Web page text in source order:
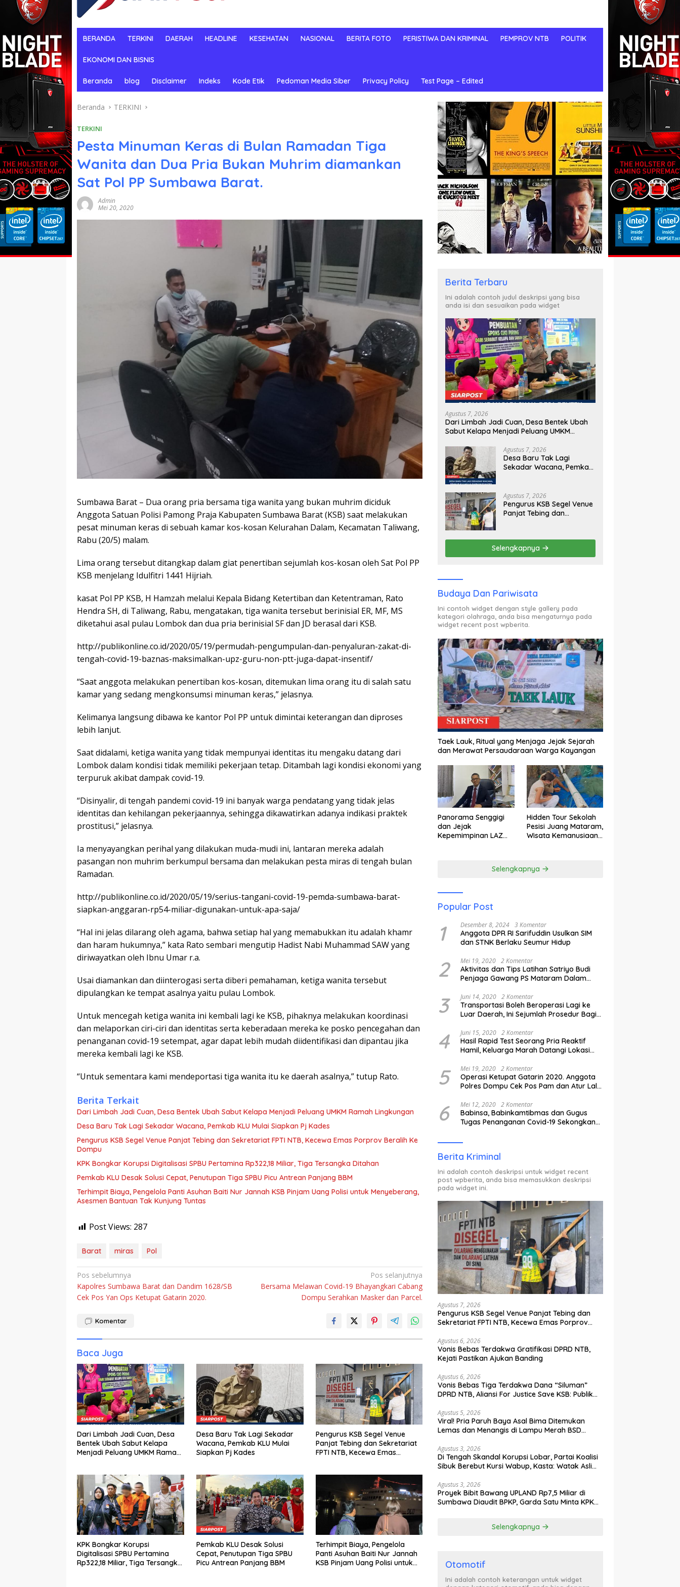
BERANDA TERKINI DAERAH HEADLINE KESEHATAN NASIONAL BERITA FOTO PERISTIWA DAN KRIMINAL PEMPROV NTB POLITIK
EKONOMI DAN BISNIS
Beranda blog Disclaimer Indeks Kode Etik Pedoman Media Siber Privacy Policy Test Page – Edited
Beranda TERKINI
TERKINI
Pesta Minuman Keras di Bulan Ramadan Tiga
Wanita dan Dua Pria Bukan Muhrim diamankan
Sat Pol PP Sumbawa Barat.
Admin
Mei 20, 2020
Sumbawa Barat – Dua orang pria bersama tiga wanita yang bukan muhrim diciduk
Anggota Satuan Polisi Pamong Praja Kabupaten Sumbawa Barat (KSB) saat melakukan
pesat minuman keras di sebuah kamar kos-kosan Kelurahan Dalam, Kecamatan Taliwang,
Rabu (20/5) malam.
Lima orang tersebut ditangkap dalam giat penertiban sejumlah kos-kosan oleh Sat Pol PP
KSB menjelang Idulfitri 1441 Hijriah.
kasat Pol PP KSB, H Hamzah melalui Kepala Bidang Ketertiban dan Ketentraman, Rato
Hendra SH, di Taliwang, Rabu, mengatakan, tiga wanita tersebut berinisial ER, MF, MS
diketahui asal pulau Lombok dan dua pria berinisial SF dan JD berasal dari KSB.
http://publikonline.co.id/2020/05/19/permudah-pengumpulan-dan-penyaluran-zakat-di-
tengah-covid-19-baznas-maksimalkan-upz-guru-non-ptt-juga-dapat-insentif/
“Saat anggota melakukan penertiban kos-kosan, ditemukan lima orang itu di salah satu
kamar yang sedang mengkonsumsi minuman keras,” jelasnya.
Kelimanya langsung dibawa ke kantor Pol PP untuk dimintai keterangan dan diproses
lebih lanjut.
Saat didalami, ketiga wanita yang tidak mempunyai identitas itu mengaku datang dari
Lombok dalam kondisi tidak memiliki pekerjaan tetap. Ditambah lagi kondisi ekonomi yang
terpuruk akibat dampak covid-19.
“Disinyalir, di tengah pandemi covid-19 ini banyak warga pendatang yang tidak jelas
identitas dan kehilangan pekerjaannya, sehingga dikawatirkan adanya indikasi praktek
prostitusi,” jelasnya.
Ia menyayangkan perihal yang dilakukan muda-mudi ini, lantaran mereka adalah
pasangan non muhrim berkumpul bersama dan melakukan pesta miras di tengah bulan
Ramadan.
http://publikonline.co.id/2020/05/19/serius-tangani-covid-19-pemda-sumbawa-barat-
siapkan-anggaran-rp54-miliar-digunakan-untuk-apa-saja/
“Hal ini jelas dilarang oleh agama, bahwa setiap hal yang memabukkan itu adalah khamr
dan haram hukumnya,” kata Rato sembari mengutip Hadist Nabi Muhammad SAW yang
diriwayatkan oleh Ibnu Umar r.a.
Usai diamankan dan diinterogasi serta diberi pemahaman, ketiga wanita tersebut
dipulangkan ke tempat asalnya yaitu pulau Lombok.
Untuk mencegah ketiga wanita ini kembali lagi ke KSB, pihaknya melakukan koordinasi
dan melaporkan ciri-ciri dan identitas serta keberadaan mereka ke posko pencegahan dan
penanganan covid-19 setempat, agar dapat lebih mudah diidentifikasi dan dipantau jika
mereka kembali lagi ke KSB.
“Untuk sementara kami mendeportasi tiga wanita itu ke daerah asalnya,” tutup Rato.
Berita Terkait
Dari Limbah Jadi Cuan, Desa Bentek Ubah Sabut Kelapa Menjadi Peluang UMKM Ramah Lingkungan
Desa Baru Tak Lagi Sekadar Wacana, Pemkab KLU Mulai Siapkan Pj Kades
Pengurus KSB Segel Venue Panjat Tebing dan Sekretariat FPTI NTB, Kecewa Emas Porprov Beralih Ke
Dompu
KPK Bongkar Korupsi Digitalisasi SPBU Pertamina Rp322,18 Miliar, Tiga Tersangka Ditahan
Pemkab KLU Desak Solusi Cepat, Penutupan Tiga SPBU Picu Antrean Panjang BBM
Terhimpit Biaya, Pengelola Panti Asuhan Baiti Nur Jannah KSB Pinjam Uang Polisi untuk Menyeberang,
Asesmen Bantuan Tak Kunjung Tuntas
Post Views: 287
Barat miras Pol
Navigasi
pos
Pos sebelumnya
Kapolres Sumbawa Barat dan Dandim 1628/SB
Cek Pos Yan Ops Ketupat Gatarin 2020.
Pos selanjutnya
Bersama Melawan Covid-19 Bhayangkari Cabang
Dompu Serahkan Masker dan Parcel.
Komentar
Baca Juga
Dari Limbah Jadi Cuan, Desa
Bentek Ubah Sabut Kelapa
Menjadi Peluang UMKM Ramah
Desa Baru Tak Lagi Sekadar
Wacana, Pemkab KLU Mulai
Siapkan Pj Kades
Pengurus KSB Segel Venue
Panjat Tebing dan Sekretariat
FPTI NTB, Kecewa Emas
KPK Bongkar Korupsi
Digitalisasi SPBU Pertamina
Rp322,18 Miliar, Tiga Tersangka
Pemkab KLU Desak Solusi
Cepat, Penutupan Tiga SPBU
Picu Antrean Panjang BBM
Terhimpit Biaya, Pengelola
Panti Asuhan Baiti Nur Jannah
KSB Pinjam Uang Polisi untuk
Berita Terbaru
Ini adalah contoh judul deskripsi yang bisa
anda isi dan sesuaikan pada widget
Agustus 7, 2026
Dari Limbah Jadi Cuan, Desa Bentek Ubah
Sabut Kelapa Menjadi Peluang UMKM
Agustus 7, 2026
Desa Baru Tak Lagi
Sekadar Wacana, Pemkab
Agustus 7, 2026
Pengurus KSB Segel Venue
Panjat Tebing dan
Beralih Ke Dompu
Selengkapnya
Budaya Dan Pariwisata
Ini contoh widget dengan style gallery pada
kategori olahraga, anda bisa mengaturnya pada
widget recent post wpberita.
Taek Lauk, Ritual yang Menjaga Jejak Sejarah
dan Merawat Persaudaraan Warga Kayangan
Panorama Senggigi
dan Jejak
Kepemimpinan LAZ
Hidden Tour Sekolah
Pesisi Juang Mataram,
Wisata Kemanusiaan
Selengkapnya
Popular Post
1 Desember 8, 2024 3 Komentar
Anggota DPR RI Sarifuddin Usulkan SIM
dan STNK Berlaku Seumur Hidup
2 Mei 19, 2020 2 Komentar
Aktivitas dan Tips Latihan Satriyo Budi
Penjaga Gawang PS Mataram Dalam
3 Juni 14, 2020 2 Komentar
Transportasi Boleh Beroperasi Lagi ke
Luar Daerah, Ini Sejumlah Prosedur Bagi
4 Juni 15, 2020 2 Komentar
Hasil Rapid Test Seorang Pria Reaktif
Hamil, Keluarga Marah Datangi Lokasi
5 Mei 19, 2020 2 Komentar
Operasi Ketupat Gatarin 2020. Anggota
Polres Dompu Cek Pos Pam dan Atur Lalu
6 Mei 12, 2020 2 Komentar
Babinsa, Babinkamtibmas dan Gugus
Tugas Penanganan Covid-19 Sekongkang
ODP.
Berita Kriminal
Ini adalah contoh deskripsi untuk widget recent
post wpberita, anda bisa memasukkan deskripsi
pada widget ini.
Agustus 7, 2026
Pengurus KSB Segel Venue Panjat Tebing dan
Sekretariat FPTI NTB, Kecewa Emas Porprov
Agustus 6, 2026
Vonis Bebas Terdakwa Gratifikasi DPRD NTB,
Kejati Pastikan Ajukan Banding
Agustus 6, 2026
Vonis Bebas Tiga Terdakwa Dana “Siluman”
DPRD NTB, Aliansi For Justice Save KSB: Publik
Agustus 5, 2026
Viral! Pria Paruh Baya Asal Bima Ditemukan
Lemas dan Menangis di Lampu Merah BSD
Agustus 3, 2026
Di Tengah Skandal Korupsi Lobar, Partai Koalisi
Sibuk Berebut Kursi Wabup, Kasta: Watak Asli
Agustus 3, 2026
Proyek Bibit Bawang UPLAND Rp7,5 Miliar di
Sumbawa Diaudit BPKP, Garda Satu Minta KPK
Selengkapnya
Otomotif
Ini adalah contoh keterangan untuk widget